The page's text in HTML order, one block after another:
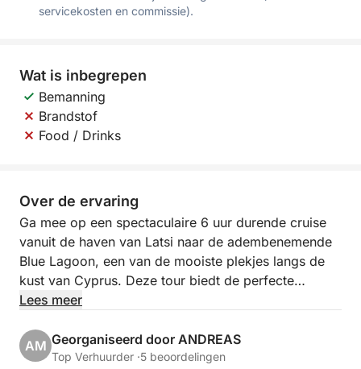
servicekosten en commissie).
Wat is inbegrepen
Bemanning
Brandstof
Food / Drinks
Over de ervaring
Ga mee op een spectaculaire 6 uur durende cruise
vanuit de haven van Latsi naar de adembenemende
Blue Lagoon, een van de mooiste plekjes langs de
kust van Cyprus. Deze tour biedt de perfecte
combinatie van adembenemende landschappen,
u nu verborgen baaien wilt verkennen of gewoon
wilt genieten van een ontspannen duik, deze
Lees meer
AM Georganiseerd door ANDREAS
Top Verhuurder ·5 beoordelingen